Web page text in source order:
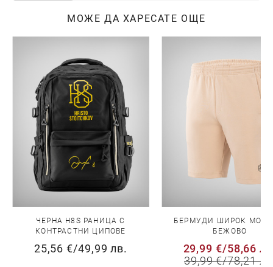
МОЖЕ ДА ХАРЕСАТЕ ОЩЕ
ЧЕРНА H8S РАНИЦА С
КОНТРАСТНИ ЦИПОВЕ
25,56 €/49,99 лв.
БЕРМУДИ ШИРОК
БЕЖОВО
29,99 €/58,66
39,99 €/78,21